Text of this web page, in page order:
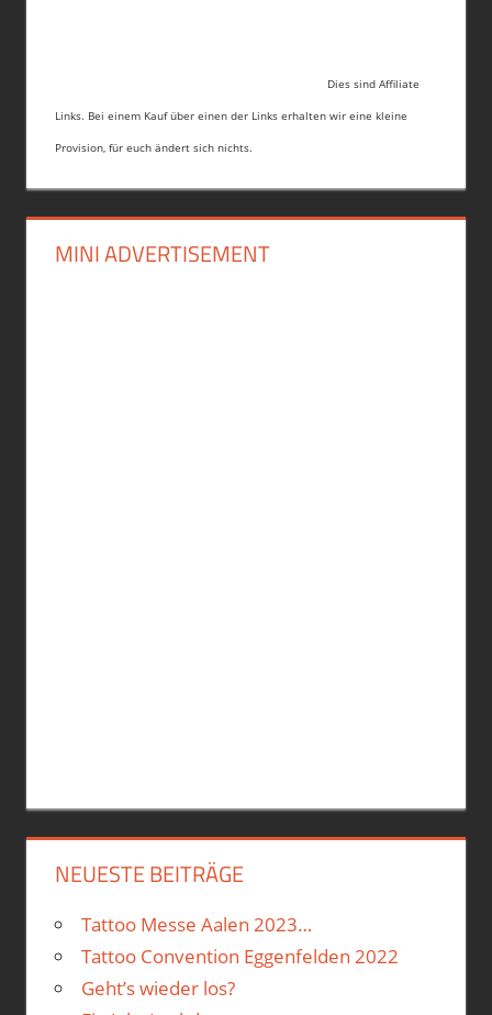
Dies sind Affiliate
Links. Bei einem Kauf über einen der Links erhalten wir eine kleine
Provision, für euch ändert sich nichts.
MINI ADVERTISEMENT
NEUESTE BEITRÄGE
Tattoo Messe Aalen 2023…
Tattoo Convention Eggenfelden 2022
Geht’s wieder los?